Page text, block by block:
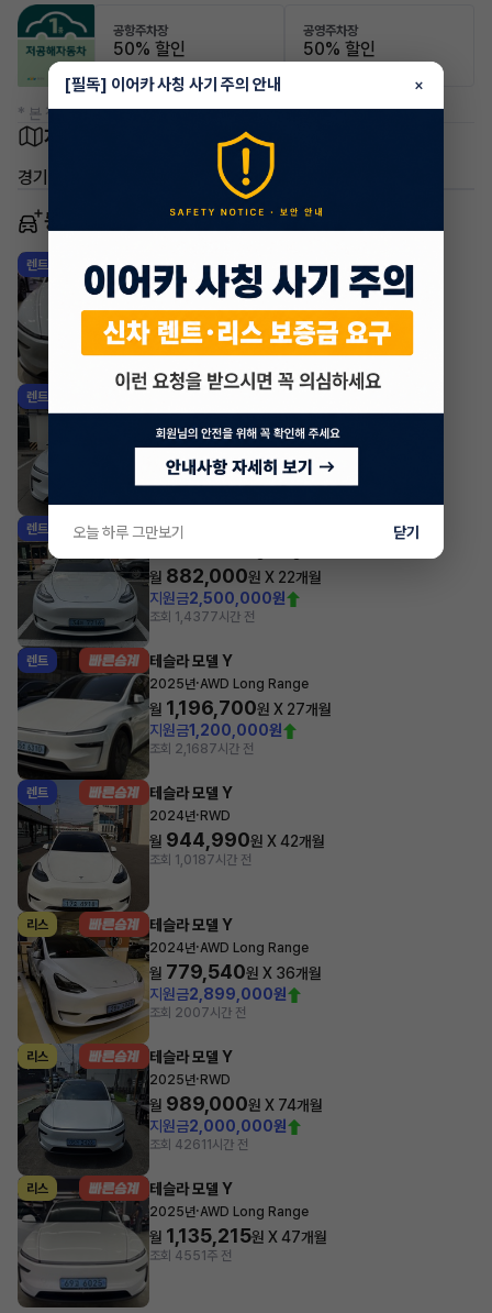
공항주차장
50% 할인
공영주차장
50% 할인
* 본 정보는 지자체마다 다를 수 있으니 실제 정보와 확인해 주세요.
차량 위치
경기 고양시 덕양구 삼송동
동일 차종 이어카
렌트 테슬라 모델 Y
2026년 ·AWD Premium Long Range
월981,200원 X42개월
지원금1,000,000원
조회 1,6605시간 전
렌트
·
월914,540원 X49개월
지원금1,000,000원
조회 2905시간 전
렌트 테슬라 모델 Y
월 882,000원 X 22개월
지원금2,500,000원
조회 1,4377시간 전
렌트 테슬라 모델 Y
2025년·AWD Long Range
월 1,196,700원 X 27개월
지원금1,200,000원
조회 2,1687시간 전
렌트 테슬라 모델 Y
2024년· RWD
월 944,990원 X42개월
조회 1,0187시간 전
리스 테슬라 모델 Y
2024년·AWD Long Range
월 779,540원 X 36개월
지원금2,899,000원
조회 2007시간 전
리스 테슬라 모델 Y
2025년· RWD
월 989,000원 X 74개월
지원금2,000,000원
조회 42611시간 전
리스 테슬라 모델 Y
2025년·AWD Long Range
월 1,135,215원 X47개월
조회 4551주 전
[필독] 이어카 사칭 사기 주의 안내 ×
오늘 하루 그만보기 닫기